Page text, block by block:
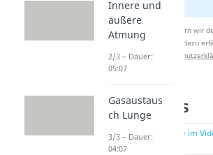
Nach Beantwortung speichern wir
zu verbessern. Mehr dazu
Dauergebiss
zur Stelle im
Innere und
äußere
Atmung
2/3 – Dauer:
05:07
Gasaustaus
ch Lunge
3/3 – Dauer:
04:07